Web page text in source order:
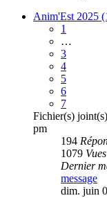
Anim'Est 2025
1
…
3
4
5
6
7
Fichier(s) joint(s)
pm
194
1079 Vues
Dernier
message
dim. juin